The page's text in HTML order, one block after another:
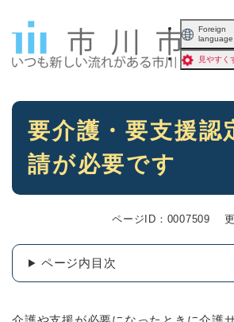
Foreign
language
見やすく
本
要介護・要支援認
請が必要です
ページID：0007509
ページ内目次